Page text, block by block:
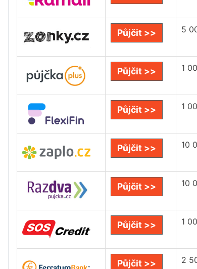
Půjčit >> 5
Půjčit >> 1
Půjčit >> 1
Půjčit >> 10
Půjčit >> 10
Půjčit >> 1
Půjčit >> 2